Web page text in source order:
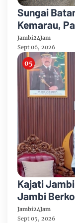
Sungai
Kemarau,
Mayang
Jambi24Jam
Sept 06, 2026
Kajati
Jambi
Penegakan
Jambi24Jam
Sept 05, 2026